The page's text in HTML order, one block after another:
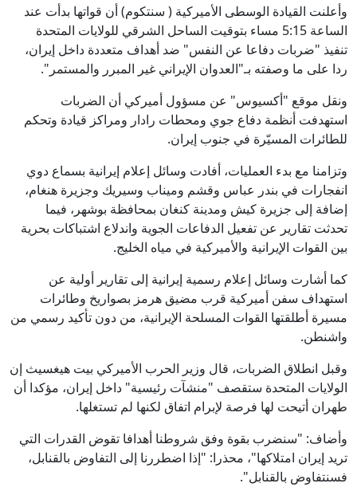
وأعلنت القيادة الوسطى الأميركية ( سنتكوم) أن قواتها بدأت عند
الساعة 5:15 مساء بتوقيت الساحل الشرقي للولايات المتحدة
تنفيذ "ضربات دفاعا عن النفس" ضد أهداف متعددة داخل إيران،
ردا على ما وصفته بـ"العدوان الإيراني غير المبرر والمستمر".
ونقل موقع "أكسيوس" عن مسؤول أميركي أن الضربات
استهدفت أنظمة دفاع جوي ومحطات رادار ومراكز قيادة وتحكم
للطائرات المسيّرة في جنوب إيران.
وتزامنا مع بدء العمليات، أفادت وسائل إعلام إيرانية بسماع دوي
انفجارات في بندر عباس وقشم وميناب وسيريك وجزيرة هنغام،
إضافة إلى جزيرة كيش ومدينة كنغان بمحافظة بوشهر، فيما
تحدثت تقارير عن تفعيل الدفاعات الجوية واندلاع اشتباكات بحرية
بين القوات الإيرانية والأميركية في مياه الخليج.
كما أشارت وسائل إعلام رسمية إيرانية إلى تقارير أولية عن
استهداف سفن أميركية قرب مضيق هرمز بصواريخ وطائرات
مسيرة أطلقتها القوات المسلحة الإيرانية، من دون تأكيد رسمي من
واشنطن.
وقبل انطلاق الضربات، قال وزير الحرب الأميركي بيت هيغسيث إن
الولايات المتحدة ستقصف "منشآت رئيسية" داخل إيران، مؤكدا أن
طهران أتيحت لها فرصة لإبرام اتفاق لكنها لم تستغلها.
وأضاف: "سنضرب بقوة وفق شروطنا أهدافا تقوض القدرات التي
تريد إيران امتلاكها"، محذرا: "إذا اضطررنا إلى التفاوض بالقنابل،
فسنتفاوض بالقنابل".